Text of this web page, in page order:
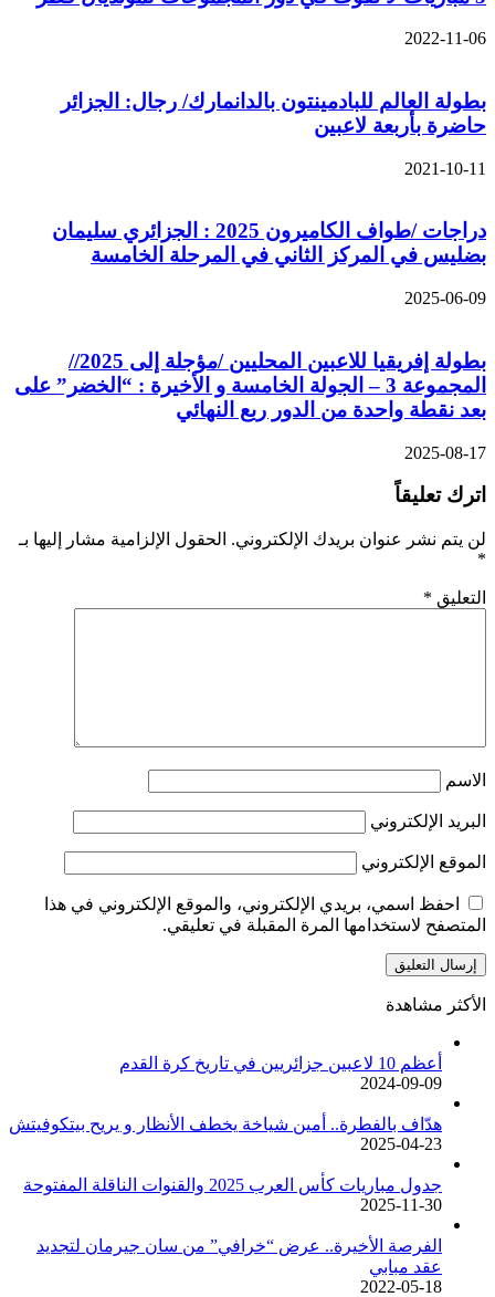
2022-11-06
بطولة العالم للبادمينتون بالدانمارك/ رجال: الجزائر
حاضرة بأربعة لاعبين
2021-10-11
دراجات /طواف الكاميرون 2025 : الجزائري سليمان
بضليس في المركز الثاني في المرحلة الخامسة
2025-06-09
بطولة إفريقيا للاعبين المحليين /مؤجلة إلى 2025//
المجموعة 3 – الجولة الخامسة و الأخيرة : “الخضر” على
بعد نقطة واحدة من الدور ربع النهائي
2025-08-17
اترك تعليقاً
لن يتم نشر عنوان بريدك الإلكتروني. الحقول الإلزامية مشار إليها بـ
*
التعليق *
الاسم
البريد الإلكتروني
الموقع الإلكتروني
احفظ اسمي، بريدي الإلكتروني، والموقع الإلكتروني في هذا
المتصفح لاستخدامها المرة المقبلة في تعليقي.
الأكثر مشاهدة
أعظم 10 لاعبين جزائريين في تاريخ كرة القدم
2024-09-09
هدّاف بالفطرة.. أمين شياخة يخطف الأنظار و يريح بيتكوفيتش
2025-04-23
جدول مباريات كأس العرب 2025 والقنوات الناقلة المفتوحة
2025-11-30
الفرصة الأخيرة.. عرض “خرافي” من سان جيرمان لتجديد
عقد مبابي
2022-05-18